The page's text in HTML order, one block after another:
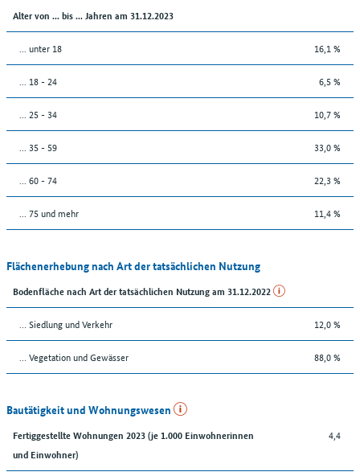
Alter von ... bis ... Jahren am 31.12.2023
... unter 18 16,1 %
... 18 - 24 6,5 %
... 25 - 34 10,7 %
... 35 - 59 33,0 %
... 60 - 74 22,3 %
... 75 und mehr 11,4 %
Flächenerhebung nach Art der tatsächlichen Nutzung
Bodenfläche nach Art der tatsächlichen Nutzung am 31.12.2022
… Siedlung und Verkehr 12,0 %
… Vegetation und Gewässer 88,0 %
Bautätigkeit und Wohnungswesen
Fertiggestellte Wohnungen 2023 (je 1.000 Einwohnerinnen
und Einwohner)
4,4